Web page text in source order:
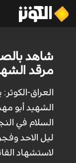
شاهد
مرقد
العراق-
الشهيد أبو
السلام في
ليل الاحد
لاستشهاد